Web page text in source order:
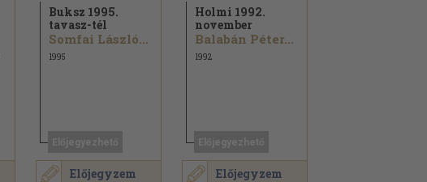
Előjegyzem
Buksz 1995.
tavasz-tél
Somfai László...
1995
Előjegyzem
Holmi 1992.
november
Balabán Péter...
1992